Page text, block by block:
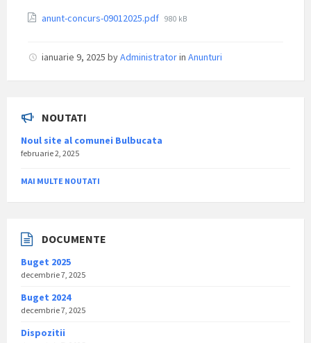
Attachments
anunt-concurs-09012025.pdf File
980 kB
ianuarie 9, 2025 byAdministratorin Anunturi
NOUTATI
Noul site al comunei Bulbucata
februarie 2, 2025
MAI MULTE NOUTATI
DOCUMENTE
Buget 2025
decembrie 7, 2025
Buget 2024
decembrie 7, 2025
Dispozitii